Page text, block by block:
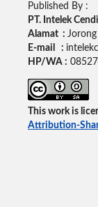
Published By :
PT. Intelek
Alamat :
E-mail :
HP/WA :
This work is
Attribution-